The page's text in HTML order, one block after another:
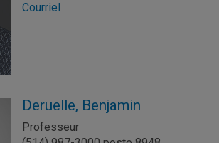
Courriel
Deruelle, Benjamin
Professeur